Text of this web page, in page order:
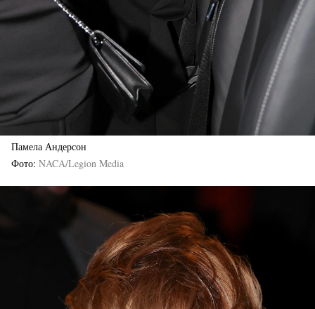
Памела Андерсон
Фото NACA/Legion Media